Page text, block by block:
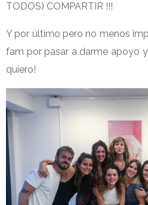
TODOS) COMPARTIR !!!
Y por último pero no menos
fam por pasar a darme apoyo
quiero!